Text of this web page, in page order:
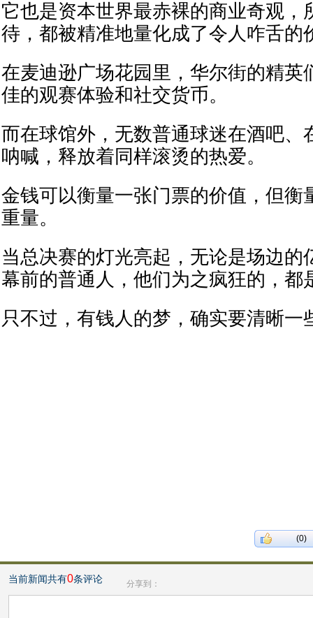
它也是资本世界最赤裸的商业奇观，
待，都被精准地量化成了令人咋舌的
在麦迪逊广场花园里，华尔街的精英
佳的观赛体验和社交货币。
而在球馆外，无数普通球迷在酒吧、
呐喊，释放着同样滚烫的热爱。
金钱可以衡量一张门票的价值，但衡
重量。
当总决赛的灯光亮起，无论是场边的
幕前的普通人，他们为之疯狂的，都
只不过，有钱人的梦，确实要清晰一
(0)
当前新闻共有0条评论 分享到：